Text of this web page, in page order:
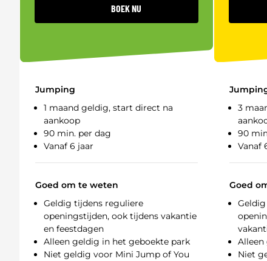
BOEK NU
Jumping
1 maand geldig, start direct na
aankoop
90 min. per dag
Vanaf 6 jaar
Goed om te weten
Geldig tijdens reguliere
openingstijden, ook tijdens vakantie
en feestdagen
Alleen geldig in het geboekte park
Niet geldig voor Mini Jump of You
3
90
Vanaf
Goed
Niet